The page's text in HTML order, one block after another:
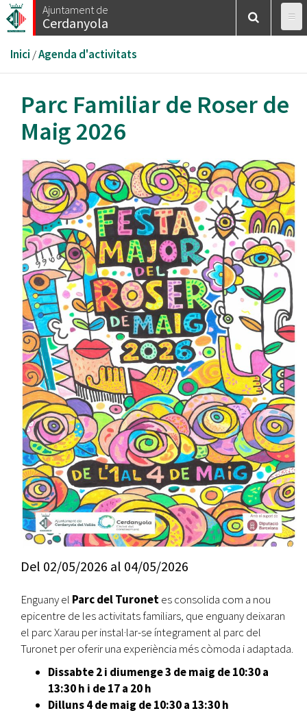
Vés
al
Ajuntament de
Cerdanyola
Esteu
aquí
Inici /Agenda d'activitats
Parc Familiar de Roser de
Maig 2026
Del 02/05/2026 al 04/05/2026
Enguany el Parc del Turonetes consolida com a nou
epicentre de les activitats familiars, que enguany deixaran
el parc Xarau per instal·lar-se íntegrament al parc del
Turonet per oferir una experiència més còmoda i adaptada.
Dissabte 2 i diumenge 3 de maig de 10:30 a
13:30 h i de 17 a 20 h
Dilluns 4 de maig de 10:30 a 13:30 h